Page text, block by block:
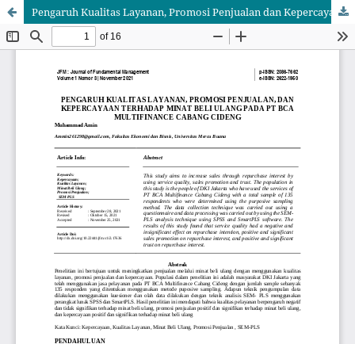
Pengaruh Kualitas Layanan, Promosi Penjualan dan Kepercayaan Terhadap Minat Beli Ulang Pada PT BCA Multifinance Cabang Cideng